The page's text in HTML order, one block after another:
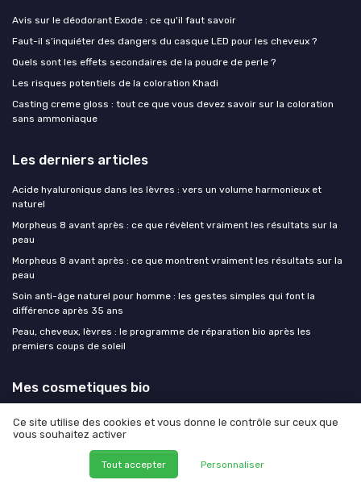
Avis sur le déodorant Exode : ce qu'il faut savoir
Faut-il s’inquiéter des dangers du casque LED pour les cheveux ?
Quels sont les effets secondaires de la poudre de perle ?
Les risques potentiels de la coloration Khadi
Casting creme gloss : tout ce que vous devez savoir sur la coloration
sans ammoniaque
Les derniers articles
Acide hyaluronique dans les lèvres : vers un volume harmonieux et
naturel
Morpheus 8 avant après : ce que révèlent vraiment les résultats sur la
peau
Morpheus 8 avant après : ce que montrent vraiment les résultats sur la
peau
Soin anti-âge naturel pour homme : les gestes simples qui font la
différence après 35 ans
Peau, cheveux, lèvres : le programme de réparation bio après les
premiers coups de soleil
Mes cosmetiques bio
Mentions légales
Politique de confidentialité
Ce site utilise des cookies et vous donne le contrôle sur ceux que
vous souhaitez activer
Tout accepter Personnaliser